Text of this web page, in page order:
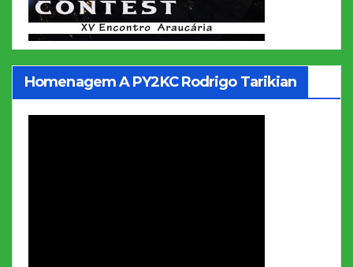
Homenagem A PY2KC Rodrigo Tarikian